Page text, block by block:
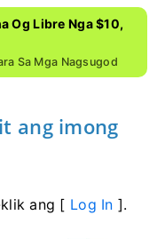
Og Libre Nga $10,
Sa Mga Nagsugod
ang imong
ang [ Log In ].